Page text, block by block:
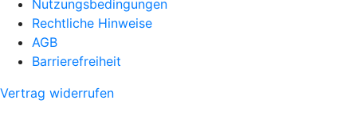
Nutzungsbedingungen
Rechtliche Hinweise
AGB
Barrierefreiheit
Vertrag widerrufen